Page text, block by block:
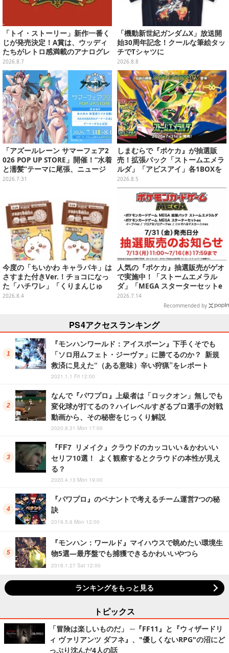
「トイ・ストーリー」新作一番く
じが発売決定！A賞は、ウッディ
たちがレトロ感満載のアナログレ
コード上を走る姿で立体化
2026.8.7
「機動新世紀ガンダムX」放送開
始30周年記念！クールな筆絵タッ
チでTシャツに
2026.8.8
「アズールレーン サマーフェア2
026 POP UP STORE」開催！“水着
と濡髪”テーマに尾張、ニュージ
ャージーなど新規描き下ろしイラ
2026.7.31
しまむらで『ポケカ』が抽選販
売！拡張パック「ストームエメラ
ルダ」「アビスアイ」各1BOXを
ラインナップ
2026.8.5
今度の「ちいかわ キャラパキ」は
さすまた付きVer.！チョコになっ
た「ハチワレ」「くりまんじゅ
う」たちも可愛い全8種
2026.8.4
人気の『ポケカ』抽選販売がゲオ
で実施中！「ストームエメラル
ダ」「MEGA スターターセットe
x」各種の全4商品
2026.7.14
Recommended by
PS4アクセスランキング
『モンハンワールド：アイスボーン』下手くそでも
「ソロ用ムフェト・ジーヴァ」に勝てるのか？ 新規
救済に見えた“（ある意味）辛い狩猟”をレポート
2021.1.1 Fri 12:00
なんで『パワプロ』上級者は「ロックオン」無しでも
変化球が打てるの？ハイレベルすぎるプロ選手の対戦
動画から、その秘密をじっくり解説
2020.8.31 Mon 17:00
『FF7 リメイク』クラウドのカッコいい＆かわいい
セリフ10選！ よく観察するとクラウドの本性が見え
る？
2020.4.13 Mon 19:00
『パワプロ』のペナントで考えるチーム運営7つの秘
訣
2019.5.6 Mon 12:00
『モンハン：ワールド』マイハウスで眺めたい環境生
物5選―最序盤でも捕獲できるかわいいやつら
2018.1.27 Sat 12:00
ランキングをもっと見る
トピックス
「冒険は楽しいものだ」 ─『FF11』と『ウィザードリ
ィ ヴァリアンツ ダフネ』、"優しくないRPG"の沼にど
っぷり沈んだ4人の話